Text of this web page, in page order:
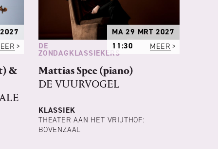
&
DE
ZONDAGKLASSIEKERS
MA 29 MRT 2027
11:30
MEER
Mattias Spee (piano)
DE VUURVOGEL
KLASSIEK
THEATER AAN HET VRIJTHOF:
BOVENZAAL